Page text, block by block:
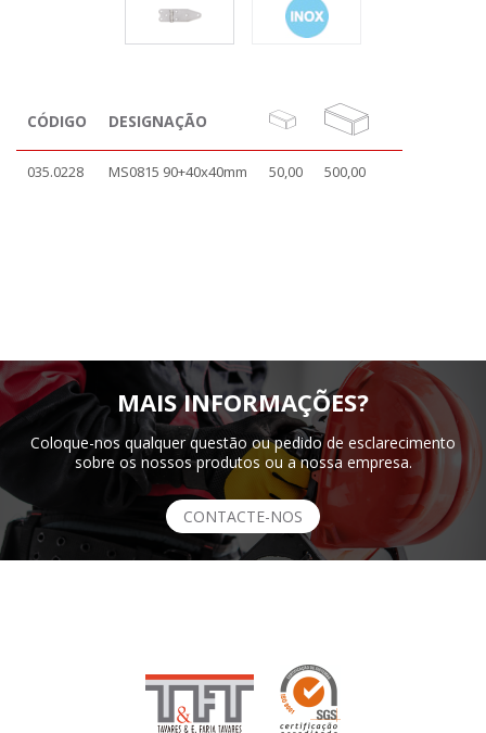
CÓDIGO DESIGNAÇÃO
035.0228 MS0815 90+40x40mm 50,00 500,00
MAIS INFORMAÇÕES?
Coloque-nos qualquer questão ou pedido de esclarecimento
sobre os nossos produtos ou a nossa empresa.
CONTACTE-NOS